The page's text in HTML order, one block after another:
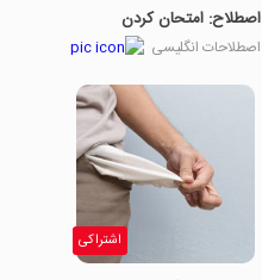
اصطلاح: امتحان کردن
اصطلاحات انگلیسی
اشتراکی